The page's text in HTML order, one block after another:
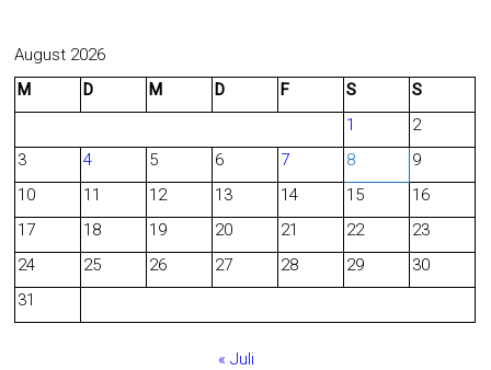
c
b
o
August 2026
M
D M D F S
S
1
2
3
4 5 6 7 8
9
10
11 12 13 14 15
16
17
18 19 20 21 22
23
24
25 26 27 28 29
30
31
« Juli